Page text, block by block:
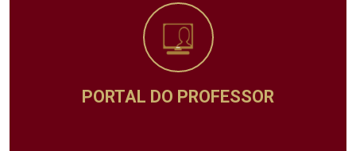
PORTAL DO PROFESSOR